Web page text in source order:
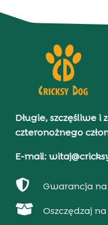
Długie, szczęśliwe
czteronożnego
E-mail:
 Gwarancja na
 Oszczędzaj